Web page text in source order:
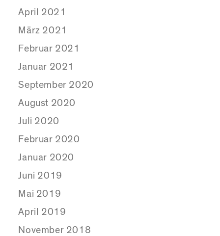
April 2021
März 2021
Februar 2021
Januar 2021
September 2020
August 2020
Juli 2020
Februar 2020
Januar 2020
Juni 2019
Mai 2019
April 2019
November 2018